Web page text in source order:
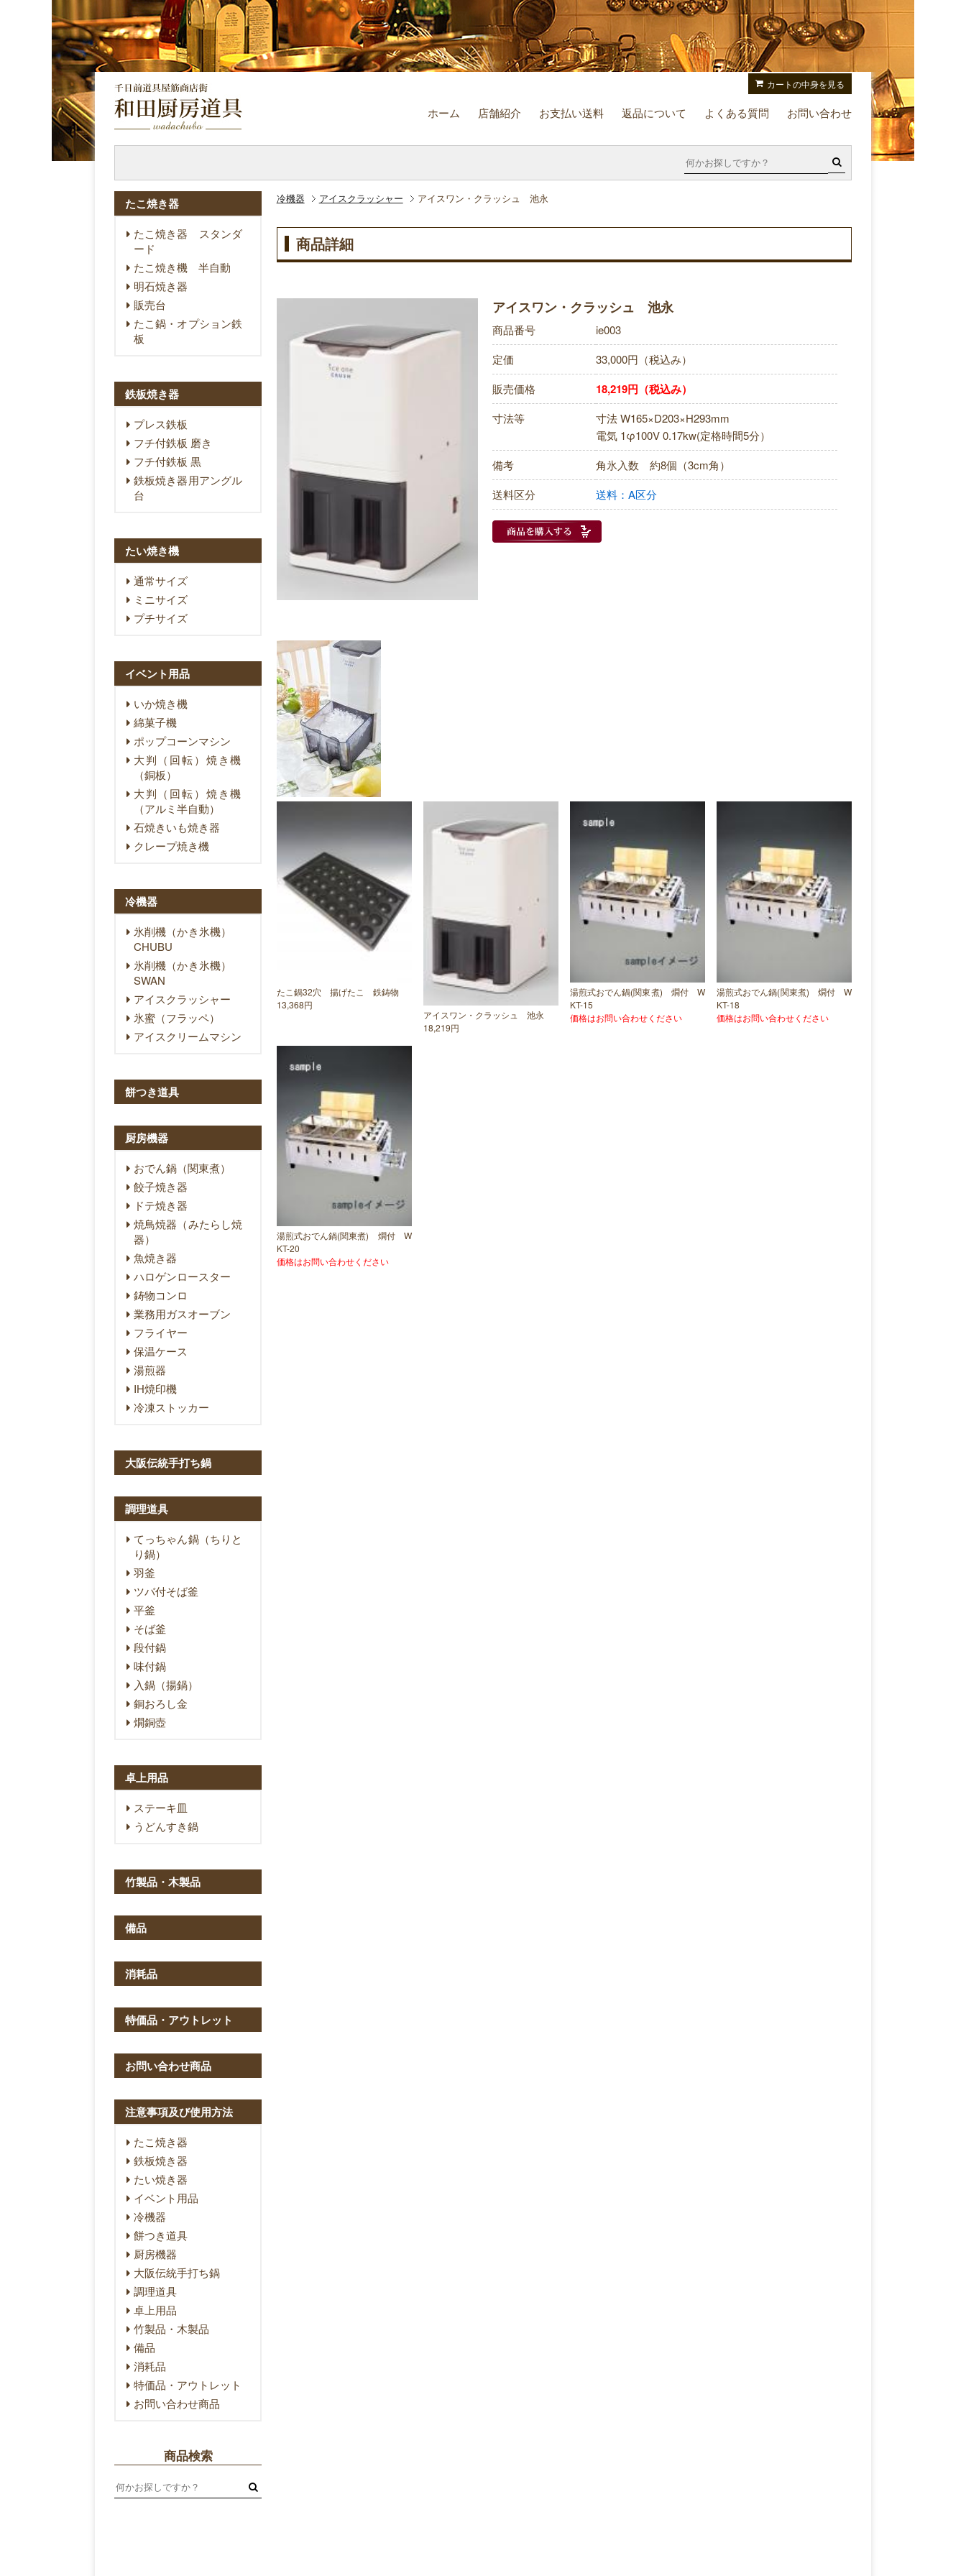
カートの中身を見る
ホーム 店舗紹介 お支払い送料 返品について よくある質問 お問い合わせ
冷機器 アイスクラッシャー アイスワン・クラッシュ 池永
商品詳細
アイスワン・クラッシュ 池永
商品番号
ie003
定価
33,000円（税込み）
販売価格
18,219円（税込み）
寸法等
寸法 W165×D203×H293mm
電気 1φ100V 0.17kw(定格時間5分）
備考
角氷入数 約8個（3cm角）
送料区分
送料：A区分
たこ鍋32穴 揚げたこ 鉄鋳物
13,368円
アイスワン・クラッシュ 池永
18,219円
湯煎式おでん鍋(関東煮) 燗付 W
KT-15
価格はお問い合わせください
湯煎式おでん鍋(関東煮) 燗付 W
KT-18
価格はお問い合わせください
湯煎式おでん鍋(関東煮) 燗付 W
KT-20
価格はお問い合わせください
たこ焼き器
たこ焼き器 スタンダ
ード
たこ焼き機 半自動
明石焼き器
販売台
たこ鍋・オプション鉄
板
鉄板焼き器
プレス鉄板
フチ付鉄板 磨き
フチ付鉄板 黒
鉄板焼き器用アングル
台
たい焼き機
通常サイズ
ミニサイズ
プチサイズ
イベント用品
いか焼き機
綿菓子機
ポップコーンマシン
大判（回転）焼き機
（銅板）
大判（回転）焼き機
（アルミ半自動）
石焼きいも焼き器
クレープ焼き機
冷機器
氷削機（かき氷機）
CHUBU
氷削機（かき氷機）
SWAN
アイスクラッシャー
氷蜜（フラッペ）
アイスクリームマシン
餅つき道具
厨房機器
おでん鍋（関東煮）
餃子焼き器
ドテ焼き器
焼鳥焼器（みたらし焼
器）
魚焼き器
ハロゲンロースター
鋳物コンロ
業務用ガスオーブン
フライヤー
保温ケース
湯煎器
IH焼印機
冷凍ストッカー
大阪伝統手打ち鍋
調理道具
てっちゃん鍋（ちりと
り鍋）
羽釜
ツバ付そば釜
平釜
そば釜
段付鍋
味付鍋
入鍋（揚鍋）
銅おろし金
燗銅壺
卓上用品
ステーキ皿
うどんすき鍋
竹製品・木製品
備品
消耗品
特価品・アウトレット
お問い合わせ商品
注意事項及び使用方法
たこ焼き器
鉄板焼き器
たい焼き器
イベント用品
冷機器
餅つき道具
厨房機器
大阪伝統手打ち鍋
調理道具
卓上用品
竹製品・木製品
備品
消耗品
特価品・アウトレット
お問い合わせ商品
商品検索